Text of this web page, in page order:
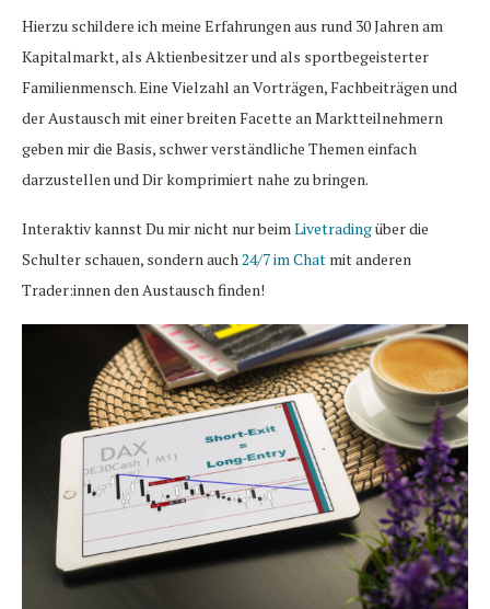
Hierzu schildere ich meine Erfahrungen aus rund 30 Jahren am
Kapitalmarkt, als Aktienbesitzer und als sportbegeisterter
Familienmensch. Eine Vielzahl an Vorträgen, Fachbeiträgen und
der Austausch mit einer breiten Facette an Marktteilnehmern
geben mir die Basis, schwer verständliche Themen einfach
darzustellen und Dir komprimiert nahe zu bringen.
Interaktiv kannst Du mir nicht nur beim Livetradingüber die
Schulter schauen, sondern auch 24/7 im Chat mit anderen
Trader:innen den Austausch finden!